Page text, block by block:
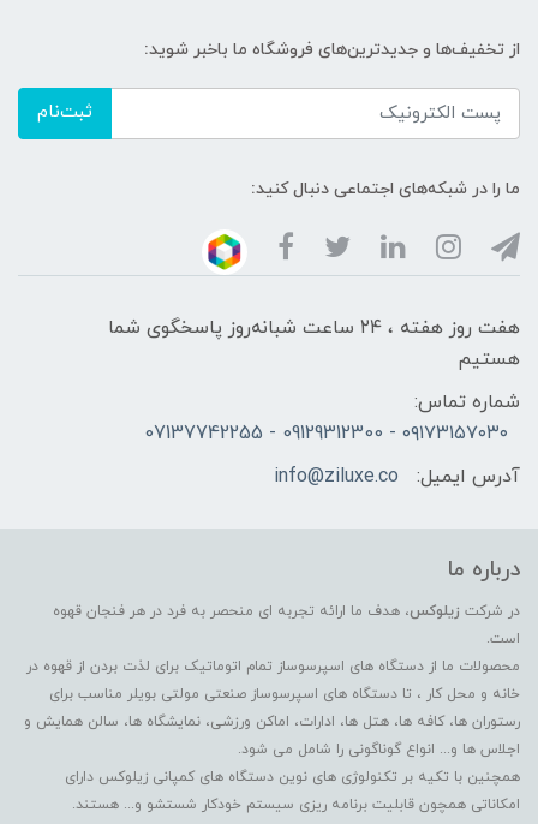
از تخفیف‌ها و جدیدترین‌های فروشگاه ما باخبر شوید:
ثبت‌نام
ما را در شبکه‌های اجتماعی دنبال کنید:
هفت روز هفته ، ۲۴ ساعت شبانه‌روز پاسخگوی شما
هستیم
شماره تماس:
۰۹۱۷۳۱۵۷۰۳۰ - 09129312300 - 07137742255
آدرس ایمیل:
info@ziluxe.co
درباره ما
در شرکت زیلوکس، هدف ما ارائه تجربه ای منحصر به فرد در هر فنجان قهوه
است.
محصولات ما از دستگاه های اسپرسوساز تمام اتوماتیک برای لذت بردن از قهوه در
خانه و محل کار ، تا دستگاه های اسپرسوساز صنعتی مولتی بویلر مناسب برای
رستوران ها، کافه ها، هتل ها، ادارات، اماکن ورزشی، نمایشگاه ها، سالن همایش و
اجلاس ها و... انواع گوناگونی را شامل می شود.
همچنین با تکیه بر تکنولوژی های نوین دستگاه های کمپانی زیلوکس دارای
امکاناتی همچون قابلیت برنامه ریزی سیستم خودکار شستشو و... هستند.